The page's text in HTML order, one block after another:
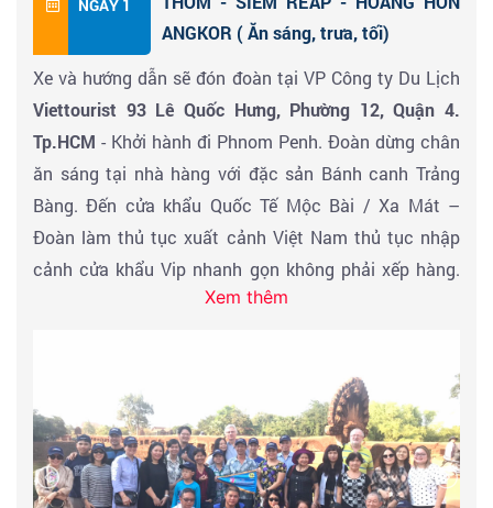
NGÀY 1
ANGKOR ( Ăn sáng, trưa, tối)
Xe và hướng dẫn sẽ đón đoàn tại VP Công ty Du Lịch
Viettourist 93 Lê Quốc Hưng, Phường 12, Quận 4.
Tp.HCM - Khởi hành đi Phnom Penh. Đoàn dừng chân
ăn sáng tại nhà hàng với đặc sản Bánh canh Trảng
Bàng. Đến cửa khẩu Quốc Tế Mộc Bài / Xa Mát –
Đoàn làm thủ tục xuất cảnh Việt Nam thủ tục nhập
cảnh cửa khẩu Vip nhanh gọn không phải xếp hàng.
Khởi hành đi Seam Reap.
, một cây cầu đá được xây dựng với phương
pháp thủ công từ trên 1000 năm trước hoàn toàn làm
bằng đá ong và phương pháp thủ công.Cây cầu như
một chứng tích về thời kỳ vàng son của Angkor mà du
Xem thêm